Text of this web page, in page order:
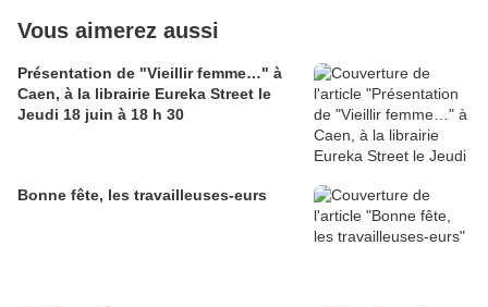
Vous aimerez aussi
Présentation de "Vieillir femme…" à
Caen, à la librairie Eureka Street le
Jeudi 18 juin à 18 h 30
Bonne fête, les travailleuses-eurs